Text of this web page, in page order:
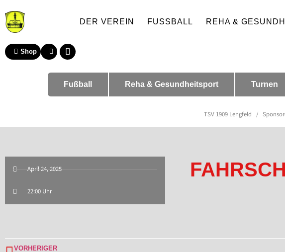
DER VEREIN FUSSBALL REHA &
Shop
Fußball Reha & Gesundheitsport Turnen
TSV 1909 Lengfeld /
April 24, 2025
22:00 Uhr
VORHERIGER